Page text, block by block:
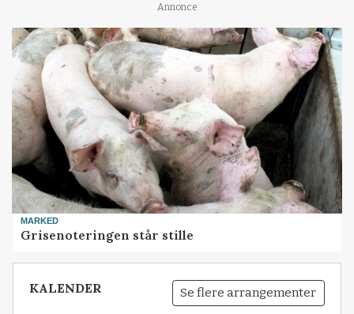
Annonce
MARKED
Grisenoteringen står stille
KALENDER Se flere arrangementer